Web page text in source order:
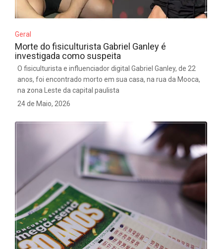
Geral
Morte do fisiculturista Gabriel Ganley é
investigada como suspeita
O fisiculturista e influenciador digital Gabriel Ganley, de 22
anos, foi encontrado morto em sua casa, na rua da Mooca,
na zona Leste da capital paulista
24 de Maio, 2026